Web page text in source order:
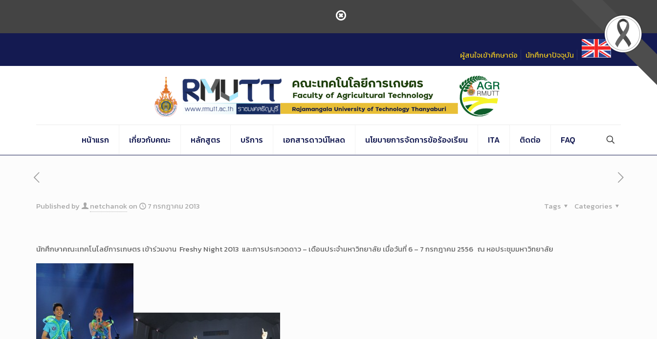
Content
ผู้สนใจเข้าศึกษาต่อ นักศึกษาปัจจุบัน
หน้าแรก เกี่ยวกับคณะ หลักสูตร บริการ เอกสารดาวน์โหลด นโยบายการจัดการข้อร้องเรียน ITA ติดต่อ FAQ
Published by netchanokon 7 กรกฎาคม 2013 Categories
Tags
นักศึกษาคณะเทคโนโลยีการเกษตร เข้าร่วมงาน Freshy Night 2013 และการประกวดดาว – เดือนประจำมหาวิทยาลัย เมื่อวันที่ 6 – 7 กรกฎาคม 2556 ณ หอประชุมมหาวิทยาลัย